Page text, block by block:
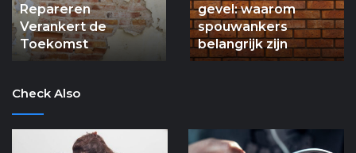
de
Toekomst
Repareren
Verankert de
Toekomst
gevel:
waarom
spouwankers
belangrijk
gevel: waarom
spouwankers
belangrijk zijn
Check Also